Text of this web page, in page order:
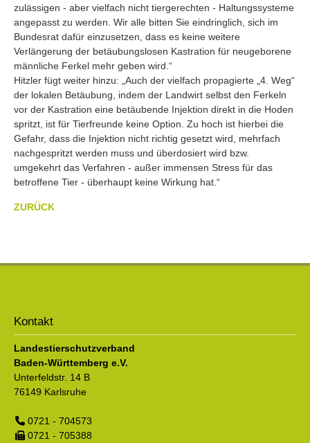
zulässigen - aber vielfach nicht tiergerechten - Haltungssysteme
angepasst zu werden. Wir alle bitten Sie eindringlich, sich im
Bundesrat dafür einzusetzen, dass es keine weitere
Verlängerung der betäubungslosen Kastration für neugeborene
männliche Ferkel mehr geben wird.“
Hitzler fügt weiter hinzu: „Auch der vielfach propagierte „4. Weg“
der lokalen Betäubung, indem der Landwirt selbst den Ferkeln
vor der Kastration eine betäubende Injektion direkt in die Hoden
spritzt, ist für Tierfreunde keine Option. Zu hoch ist hierbei die
Gefahr, dass die Injektion nicht richtig gesetzt wird, mehrfach
nachgespritzt werden muss und überdosiert wird bzw.
umgekehrt das Verfahren - außer immensen Stress für das
betroffene Tier - überhaupt keine Wirkung hat.“
ZURÜCK
Kontakt
Landestierschutzverband
Baden-Württemberg e.V.
Unterfeldstr. 14 B
76149 Karlsruhe
0721 - 704573
0721 - 705388